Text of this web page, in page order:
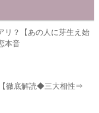
？【あの人に芽生え始
本音
徹底解読◆三大相性⇒